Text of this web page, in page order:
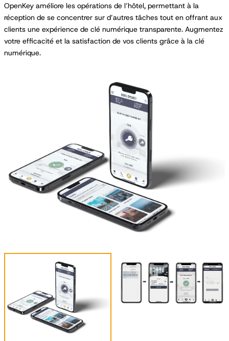
OpenKey améliore les opérations de l’hôtel, permettant à la
réception de se concentrer sur d’autres tâches tout en offrant aux
clients une expérience de clé numérique transparente. Augmentez
votre efficacité et la satisfaction de vos clients grâce à la clé
numérique.